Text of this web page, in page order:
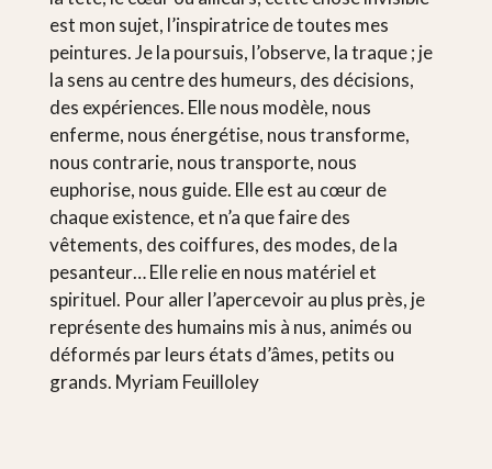
est mon sujet, l’inspiratrice de toutes mes
peintures. Je la poursuis, l’observe, la traque ; je
la sens au centre des humeurs, des décisions,
des expériences. Elle nous modèle, nous
enferme, nous énergétise, nous transforme,
nous contrarie, nous transporte, nous
euphorise, nous guide. Elle est au cœur de
chaque existence, et n’a que faire des
vêtements, des coiffures, des modes, de la
pesanteur… Elle relie en nous matériel et
spirituel. Pour aller l’apercevoir au plus près, je
représente des humains mis à nus, animés ou
déformés par leurs états d’âmes, petits ou
grands. Myriam Feuilloley